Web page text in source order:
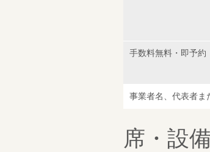
手数料無料・即予約
事業者名、代表者ま
席・設